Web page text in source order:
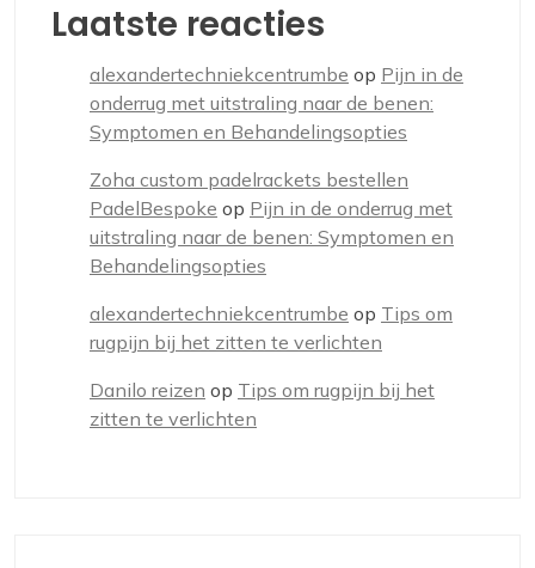
Laatste reacties
alexandertechniekcentrumbe op Pijn in de
onderrug met uitstraling naar de benen:
Symptomen en Behandelingsopties
Zoha custom padelrackets bestellen
PadelBespoke op Pijn in de onderrug met
uitstraling naar de benen: Symptomen en
Behandelingsopties
alexandertechniekcentrumbe op Tips om
rugpijn bij het zitten te verlichten
Danilo reizen op Tips om rugpijn bij het
zitten te verlichten